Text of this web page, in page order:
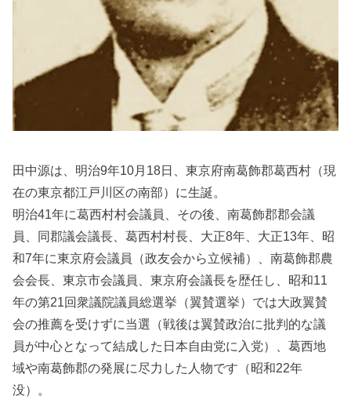
田中源は、明治9年10月18日、東京府南葛飾郡葛西村（現
在の東京都江戸川区の南部）に生誕。
明治41年に葛西村村会議員、その後、南葛飾郡郡会議
員、同郡議会議長、葛西村村長、大正8年、大正13年、昭
和7年に東京府会議員（政友会から立候補）、南葛飾郡農
会会長、東京市会議員、東京府会議長を歴任し、昭和11
年の第21回衆議院議員総選挙（翼賛選挙）では大政翼賛
会の推薦を受けずに当選（戦後は翼賛政治に批判的な議
員が中心となって結成した日本自由党に入党）、葛西地
域や南葛飾郡の発展に尽力した人物です（昭和22年
没）。